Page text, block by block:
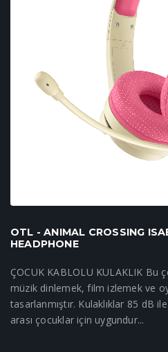
OTL - ANIMAL CROSSING
HEADPHONE
ÇOCUK KABLOLU KULAKLIK Bu
müzik dinlemek, film izlemek ve
tasarlanmıştır. Kulaklıklar 85 dB ile
arası çocuklar için uygundur...